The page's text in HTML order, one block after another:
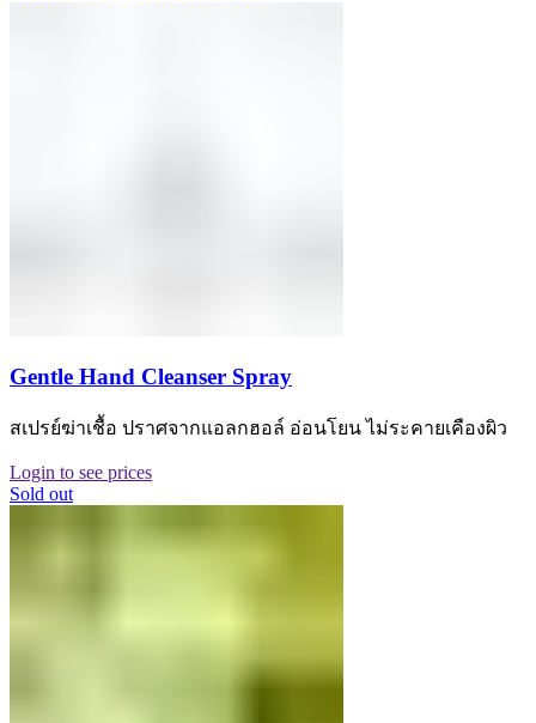
Gentle Hand Cleanser Spray
สเปรย์ฆ่าเชื้อ ปราศจากแอลกฮอล์ อ่อนโยน ไม่ระคายเคืองผิว
Login to see prices
Sold out